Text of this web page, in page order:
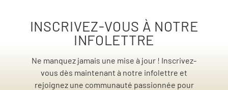
INSCRIVEZ-VOUS À NOTRE
INFOLETTRE
Ne manquez jamais une mise à jour ! Inscrivez-
vous dès maintenant à notre infolettre et
rejoignez une communauté passionnée pour